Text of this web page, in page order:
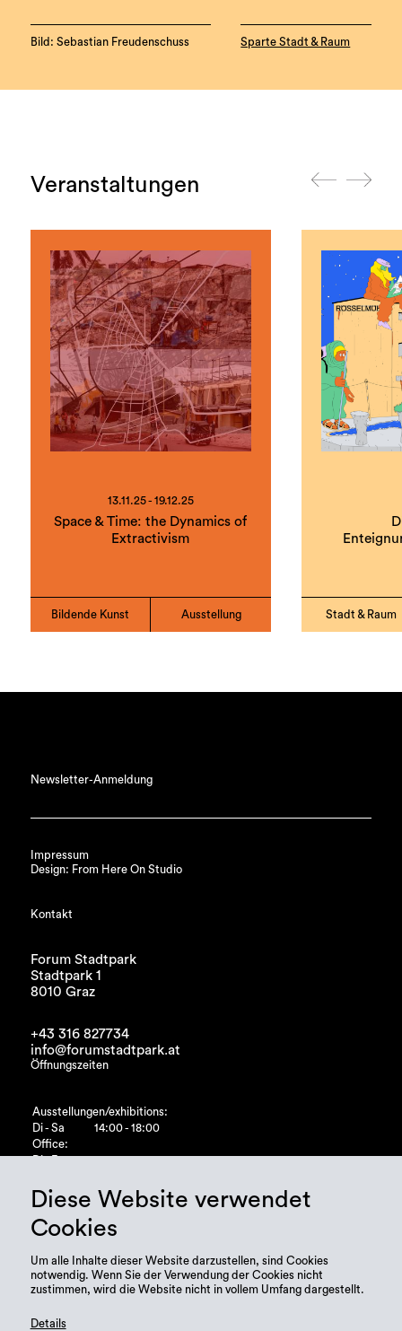
Bild: Sebastian Freudenschuss Sparte Stadt & Raum
Veranstaltungen
13.11.25 - 19.12.25
Space & Time: the Dynamics of
Extractivism
Bildende Kunst Ausstellung Stadt & Raum
Newsletter-Anmeldung
Impressum
Design: From Here On Studio
Kontakt
Forum Stadtpark
Stadtpark 1
8010 Graz
+43 316 827734
info@forumstadtpark.at
Öffnungszeiten
Ausstellungen/exhibitions:
Di - Sa
14:00 - 18:00
Office:
Diese Website verwendet
Cookies
Um alle Inhalte dieser Website darzustellen, sind Cookies
notwendig. Wenn Sie der Verwendung der Cookies nicht
zustimmen, wird die Website nicht in vollem Umfang dargestellt.
Details